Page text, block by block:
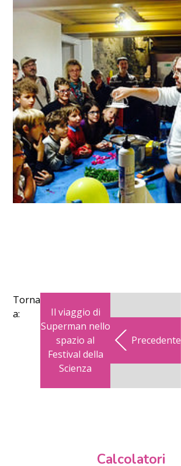
Torna
a:
Il viaggio di
Superman nello
spazio al
Festival della
Scienza
Precedente
Calcolatori